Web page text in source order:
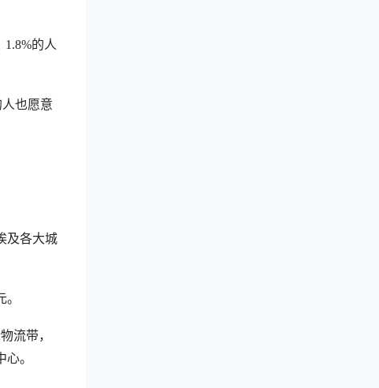
的人
也愿意
及各大城
流带，
。